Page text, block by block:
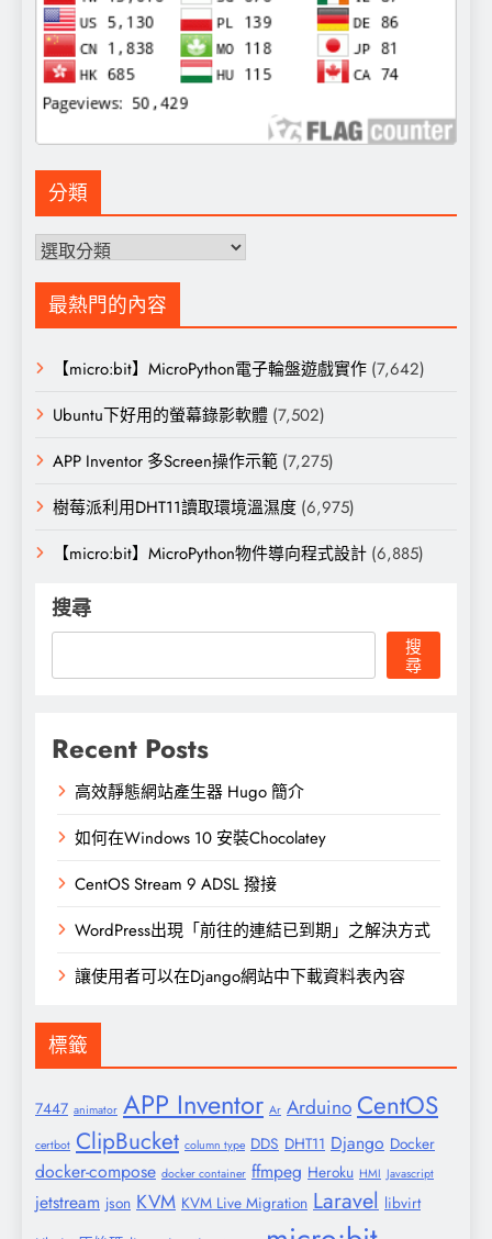
分類
分
最熱門的內容
【micro:bit】MicroPython電子輪盤遊戲實作 (7,642)
Ubuntu下好用的螢幕錄影軟體 (7,502)
APP Inventor 多Screen操作示範 (7,275)
樹莓派利用DHT11讀取環境溫濕度 (6,975)
【micro:bit】MicroPython物件導向程式設計 (6,885)
搜尋
搜
尋
Recent Posts
高效靜態網站產生器 Hugo 簡介
如何在Windows 10 安裝Chocolatey
CentOS Stream 9 ADSL 撥接
WordPress出現「前往的連結已到期」之解決方式
讓使用者可以在Django網站中下載資料表內容
標籤
7447 animator APP Inventor Ar Arduino CentOS
certbot ClipBucket column type DDS DHT11 Django Docker
docker-compose docker container ffmpeg Heroku HMI Javascript
jetstream json KVM KVM Live Migration Laravel libvirt